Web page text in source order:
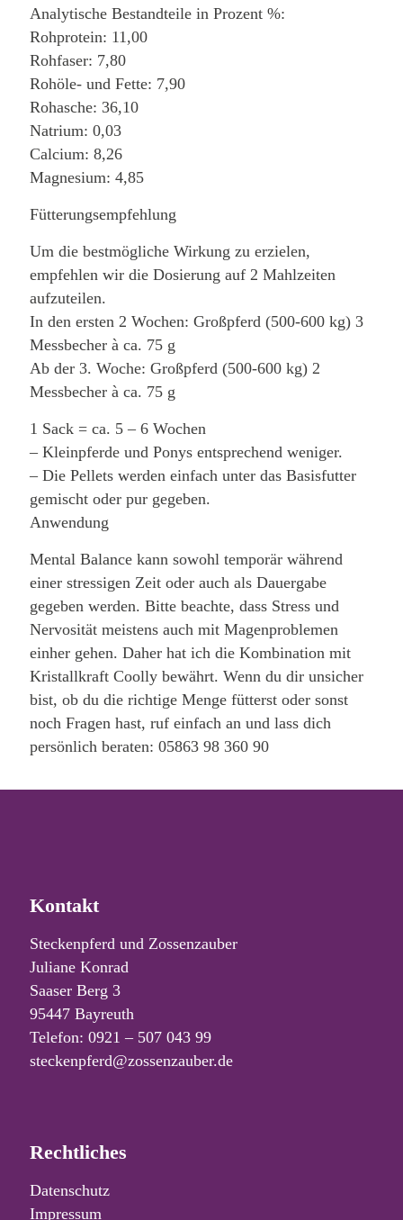
Analytische Bestandteile in Prozent %:
Rohprotein: 11,00
Rohfaser: 7,80
Rohöle- und Fette: 7,90
Rohasche: 36,10
Natrium: 0,03
Calcium: 8,26
Magnesium: 4,85
Fütterungsempfehlung
Um die bestmögliche Wirkung zu erzielen,
empfehlen wir die Dosierung auf 2 Mahlzeiten
aufzuteilen.
In den ersten 2 Wochen: Großpferd (500-600 kg) 3
Messbecher à ca. 75 g
Ab der 3. Woche: Großpferd (500-600 kg) 2
Messbecher à ca. 75 g
1 Sack = ca. 5 – 6 Wochen
– Kleinpferde und Ponys entsprechend weniger.
– Die Pellets werden einfach unter das Basisfutter
gemischt oder pur gegeben.
Anwendung
Mental Balance kann sowohl temporär während
einer stressigen Zeit oder auch als Dauergabe
gegeben werden. Bitte beachte, dass Stress und
Nervosität meistens auch mit Magenproblemen
einher gehen. Daher hat ich die Kombination mit
Kristallkraft Coolly bewährt. Wenn du dir unsicher
bist, ob du die richtige Menge fütterst oder sonst
noch Fragen hast, ruf einfach an und lass dich
persönlich beraten: 05863 98 360 90
Kontakt
Steckenpferd und Zossenzauber
Juliane Konrad
Saaser Berg 3
95447 Bayreuth
Telefon: 0921 – 507 043 99
steckenpferd@zossenzauber.de
Rechtliches
Datenschutz
Impressum